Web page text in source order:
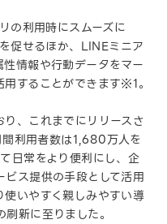
の利用時にスムーズに
促せるほか、LINEミニア
情報や行動データをマー
することができます※1。
、これまでにリリースさ
利用者数は1,680万人を
日常をより便利にし、企
ス提供の手段として活用
いやすく親しみやすい導
新に至りました。